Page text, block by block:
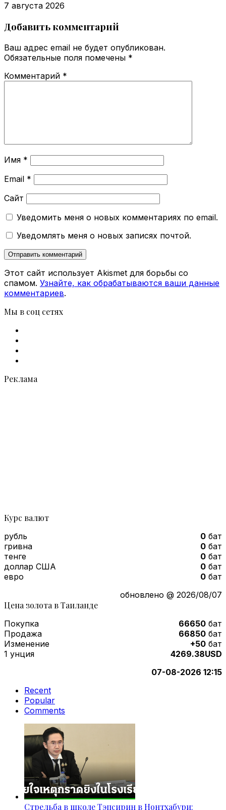
7 августа 2026
Добавить комментарий
Ваш адрес email не будет опубликован.
Обязательные поля помечены *
Комментарий *
Имя *
Email *
Сайт
Уведомить меня о новых комментариях по email.
Уведомлять меня о новых записях почтой.
Этот сайт использует Akismet для борьбы со
спамом. Узнайте, как обрабатываются ваши данные
комментариев.
Мы в соц сетях
Реклама
Курс валют
рубль 0 бат
гривна
0 бат
тенге
0 бат
доллар США
0 бат
евро
0 бат
обновлено @ 2026/08/07
Цена золота в Таиланде
Покупка 66650 бат
Продажа
66850 бат
Изменение
+50 бат
1 унция
4269.38USD
07-08-2026 12:15
Recent
Popular
Comments
Стрельба в школе Тэпсирин в Нонтхабури: